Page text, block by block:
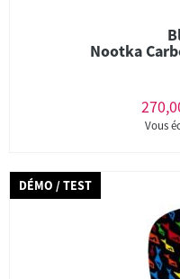
Nootka
Vous
DÉMO / TEST